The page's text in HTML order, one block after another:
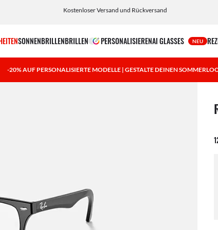
Wähle Klarna und PayPal für einfache und flexible Zahlungsoptionen
SONNENBRILLENBRILLEN PERSONALISIERENAI GLASSES NEU
-20% AUF PERSONALISIERTE MODELLE | GESTALTE DEINEN